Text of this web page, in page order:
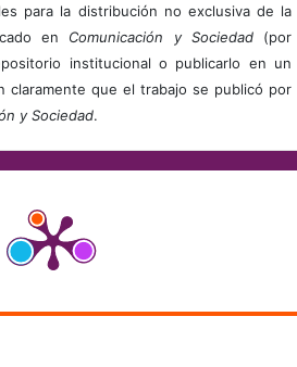
para la distribución no exclusiva de la
en Comunicación y Sociedad(por
institucional o publicarlo en un
claramente que el trabajo se publicó por
y Sociedad.